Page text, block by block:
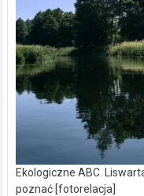
Ekologiczne ABC.
poznać [fotorelacja]